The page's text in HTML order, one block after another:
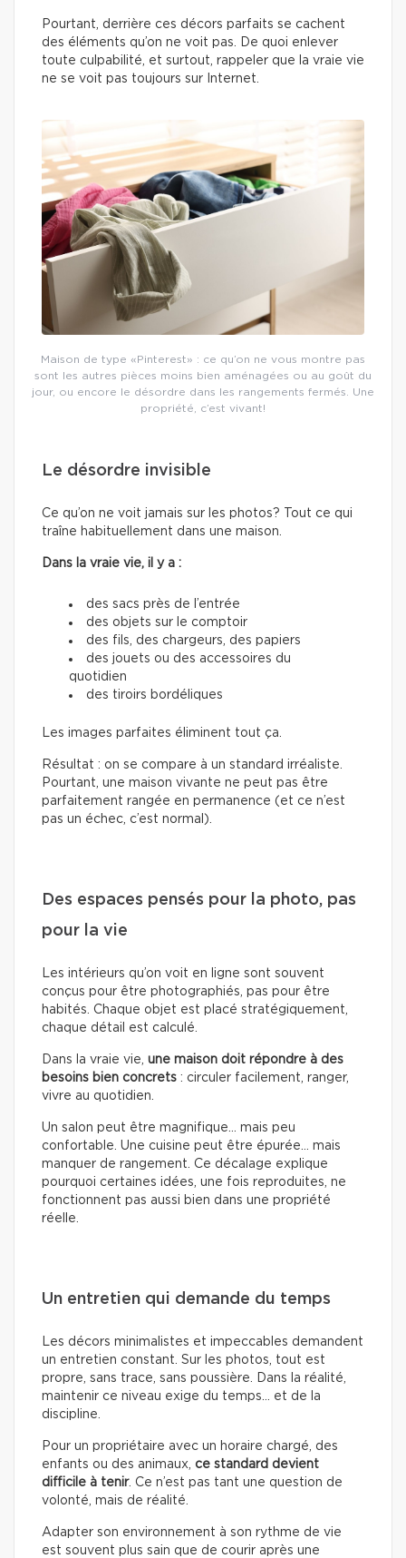
Pourtant, derrière ces décors parfaits se cachent
des éléments qu’on ne voit pas. De quoi enlever
toute culpabilité, et surtout, rappeler que la vraie vie
ne se voit pas toujours sur Internet.
Maison de type «Pinterest» : ce qu’on ne vous montre pas
sont les autres pièces moins bien aménagées ou au goût du
jour, ou encore le désordre dans les rangements fermés. Une
propriété, c’est vivant!
Le désordre invisible
Ce qu’on ne voit jamais sur les photos? Tout ce qui
traîne habituellement dans une maison.
Dans la vraie vie, il y a :
des sacs près de l’entrée
des objets sur le comptoir
des fils, des chargeurs, des papiers
des jouets ou des accessoires du
quotidien
des tiroirs bordéliques
Les images parfaites éliminent tout ça.
Résultat : on se compare à un standard irréaliste.
Pourtant, une maison vivante ne peut pas être
parfaitement rangée en permanence (et ce n’est
pas un échec, c’est normal).
Des espaces pensés pour la photo, pas
pour la vie
Les intérieurs qu’on voit en ligne sont souvent
conçus pour être photographiés, pas pour être
habités. Chaque objet est placé stratégiquement,
chaque détail est calculé.
Dans la vraie vie, une maison doit répondre à des
besoins bien concrets : circuler facilement, ranger,
vivre au quotidien.
Un salon peut être magnifique… mais peu
confortable. Une cuisine peut être épurée… mais
manquer de rangement. Ce décalage explique
pourquoi certaines idées, une fois reproduites, ne
fonctionnent pas aussi bien dans une propriété
réelle.
Un entretien qui demande du temps
Les décors minimalistes et impeccables demandent
un entretien constant. Sur les photos, tout est
propre, sans trace, sans poussière. Dans la réalité,
maintenir ce niveau exige du temps… et de la
discipline.
Pour un propriétaire avec un horaire chargé, des
enfants ou des animaux, ce standard devient
difficile à tenir. Ce n’est pas tant une question de
volonté, mais de réalité.
Adapter son environnement à son rythme de vie
est souvent plus sain que de courir après une